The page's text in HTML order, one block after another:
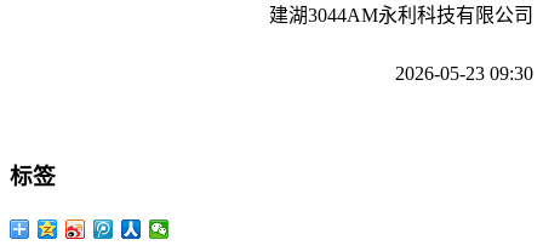
建湖3044AM永利科技有限公司
2026-05-23 09:30
标签